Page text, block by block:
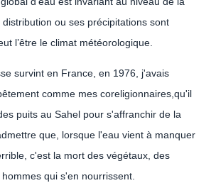
ou ses précipitations sont
l’être le climat météorologique.
survint en France, en 1976, j'avais
comme mes coreligionnaires,qu'il
puits au Sahel pour s'affranchir de la
que, lorsque l'eau vient à manquer
c'est la mort des végétaux, des
qui s'en nourrissent.